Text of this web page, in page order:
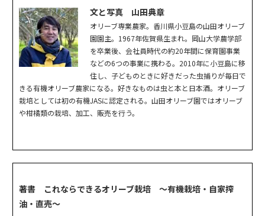
文と写真 山田典章
オリーブ専業農家。香川県小豆島の山田オリーブ
園園主。1967年佐賀県生まれ。岡山大学農学部
を卒業後、会社員時代の約20年間に保育園事業
などの6つの事業に携わる。2010年に小豆島に移
住し、子どものときに好きだった虫捕りが毎日で
きる有機オリーブ農家になる。好きなものは虫と本と日本酒。オリーブ
栽培としては初の有機JASに認定される。山田オリーブ園ではオリーブ
や柑橘類の栽培、加工、販売を行う。
著書 これならできるオリーブ栽培 ～有機栽培・自家搾
油・直売～